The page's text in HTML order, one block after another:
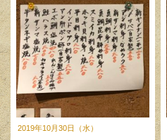
2019年10月30日（水）